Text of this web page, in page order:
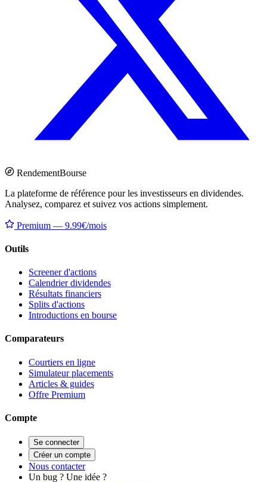
RendementBourse
La plateforme de référence pour les investisseurs en dividendes.
Analysez, comparez et suivez vos actions simplement.
Premium — 9.99€/mois
Outils
Screener d'actions
Calendrier dividendes
Résultats financiers
Splits d'actions
Introductions en bourse
Comparateurs
Courtiers en ligne
Simulateur placements
Articles & guides
Offre Premium
Compte
Se connecter
Créer un compte
Nous contacter
Un bug ? Une idée ?